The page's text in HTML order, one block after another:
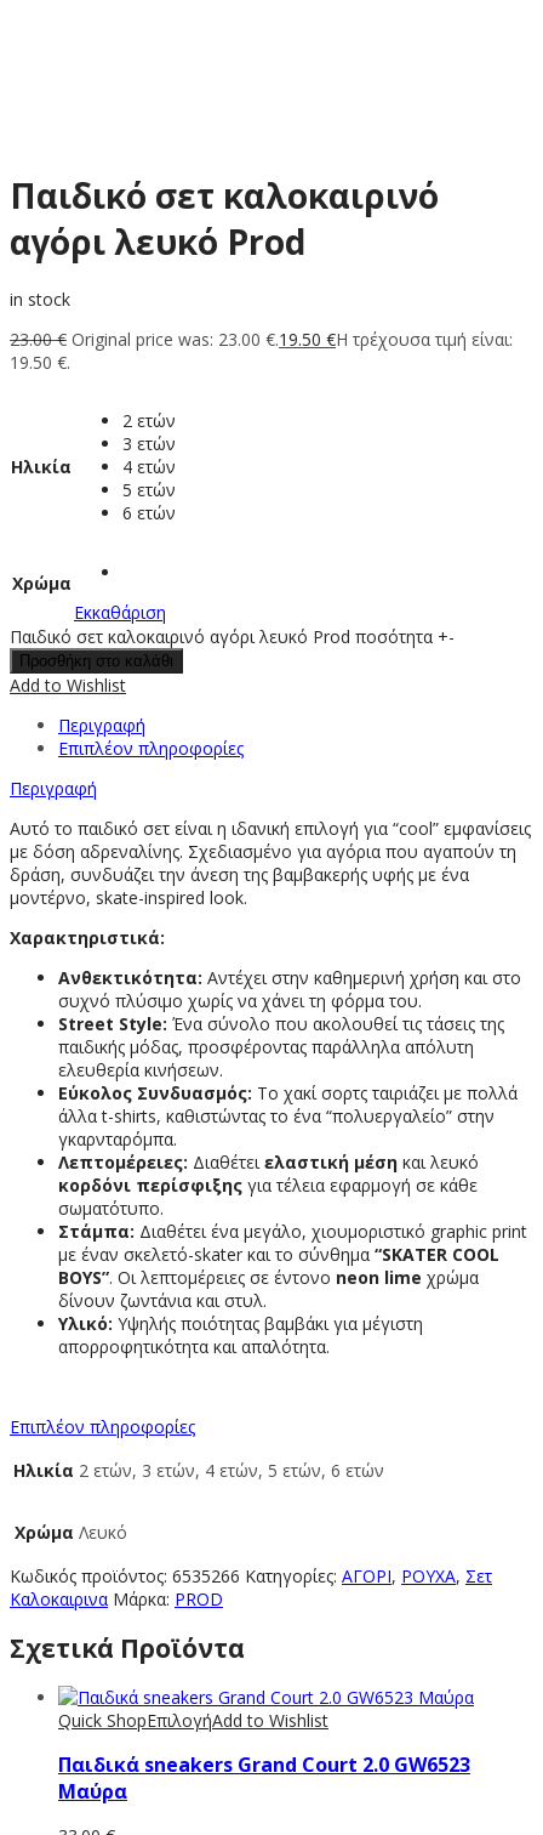
Παιδικό σετ καλοκαιρινό
αγόρι λευκό Prod
in stock
23.00€ Original price was: 23.00 €.19.50 €Η τρέχουσα τιμή είναι:
19.50 €.
Ηλικία
2 ετών
3 ετών
4 ετών
5 ετών
6 ετών
Χρώμα
Εκκαθάριση
Παιδικό σετ καλοκαιρινό αγόρι λευκό Prod ποσότητα +-
Προσθήκη στο καλάθι
Add to Wishlist
Περιγραφή
Επιπλέον πληροφορίες
Περιγραφή
Αυτό το παιδικό σετ είναι η ιδανική επιλογή για “cool” εμφανίσεις
με δόση αδρεναλίνης. Σχεδιασμένο για αγόρια που αγαπούν τη
δράση, συνδυάζει την άνεση της βαμβακερής υφής με ένα
μοντέρνο, skate-inspired look.
Xαρακτηριστικά:
Ανθεκτικότητα: Αντέχει στην καθημερινή χρήση και στο
συχνό πλύσιμο χωρίς να χάνει τη φόρμα του.
Street Style: Ένα σύνολο που ακολουθεί τις τάσεις της
παιδικής μόδας, προσφέροντας παράλληλα απόλυτη
ελευθερία κινήσεων.
Εύκολος Συνδυασμός: Το χακί σορτς ταιριάζει με πολλά
άλλα t-shirts, καθιστώντας το ένα “πολυεργαλείο” στην
γκαρνταρόμπα.
Λεπτομέρειες: Διαθέτει ελαστική μέση και λευκό
κορδόνι περίσφιξης για τέλεια εφαρμογή σε κάθε
σωματότυπο.
Στάμπα: Διαθέτει ένα μεγάλο, χιουμοριστικό graphic print
με έναν σκελετό-skater και το σύνθημα “SKATER COOL
BOYS”. Οι λεπτομέρειες σε έντονο neon lime χρώμα
δίνουν ζωντάνια και στυλ.
Υλικό: Υψηλής ποιότητας βαμβάκι για μέγιστη
απορροφητικότητα και απαλότητα.
Επιπλέον πληροφορίες
Ηλικία 2 ετών, 3 ετών, 4 ετών, 5 ετών, 6 ετών
Χρώμα Λευκό
Κωδικός προϊόντος: 6535266 Κατηγορίες: ΑΓΟΡΙ, ΡΟΥΧΑ, Σετ
Καλοκαιρινα Μάρκα: PROD
Σχετικά Προϊόντα
Quick ShopΕπιλογήAdd to Wishlist
Παιδικά sneakers Grand Court 2.0 GW6523
Μαύρα